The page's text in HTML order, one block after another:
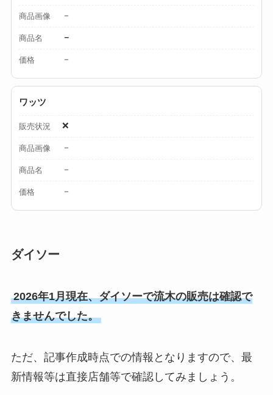
商品画像 －
商品名 －
価格 －
ワッツ
販売状況 ❌
商品画像 －
商品名 －
価格 －
ダイソー
2026年1月現在、ダイソーで流木の販売は確認で
きませんでした。
ただ、記事作成時点での情報となりますので、最
新情報等は直接店舗等で確認してみましょう。